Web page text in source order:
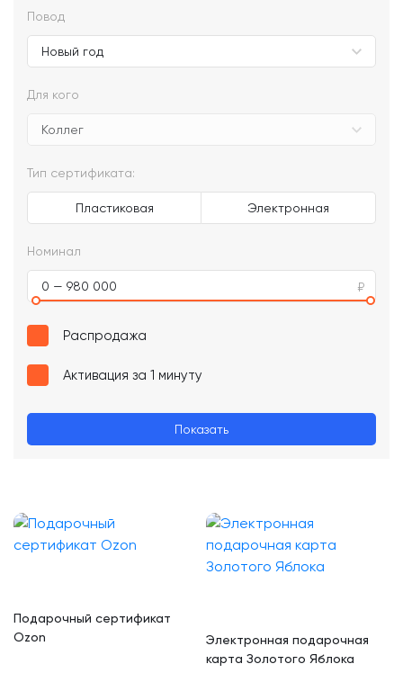
Повод
Для кого
Тип сертификата:
Пластиковая Электронная
Номинал
0 — 980 000
Распродажа
Активация за 1 минуту
Показать
Подарочный сертификат
Ozon
Электронная подарочная
карта Золотого Яблока